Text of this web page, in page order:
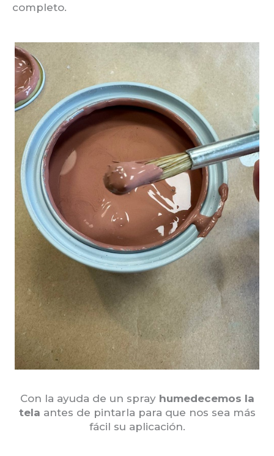
completo.
Con la ayuda de un spray humedecemos la
tela antes de pintarla para que nos sea más
fácil su aplicación.